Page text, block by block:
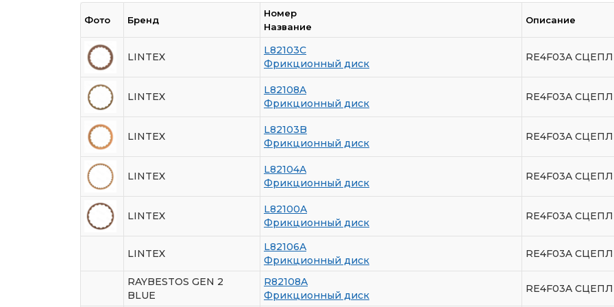
Фото Бренд
Номер
Название
Описание
LINTEX
L82103C
Фрикционный диск
RE4F03A
LINTEX
L82108A
Фрикционный диск
RE4F03A
LINTEX
L82103B
Фрикционный диск
RE4F03A
LINTEX
L82104A
Фрикционный диск
RE4F03A
LINTEX
L82100A
Фрикционный диск
RE4F03A
LINTEX
L82106A
Фрикционный диск
RE4F03A
RAYBESTOS GEN 2
BLUE
R82108A
Фрикционный диск
RE4F03A